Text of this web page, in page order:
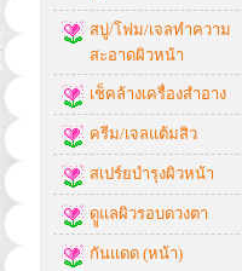
สบู่/โฟม/เจลทำความ
สะอาดผิวหน้า
เช็คล้างเครื่องสำอาง
ครีม/เจลแต้มสิว
สเปร์ยบำรุงผิวหน้า
ดููแลผิวรอบดวงตา
กันแดด (หน้า)